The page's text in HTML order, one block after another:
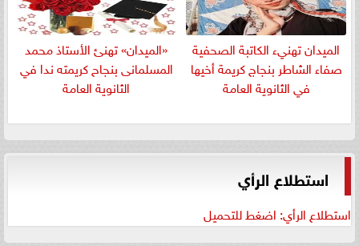
الميدان تهنيء الكاتبة الصحفية
صفاء الشاطر بنجاج كريمة أخيها
في الثانوية العامة
«الميدان» تهنئ الأستاذ محمد
المسلمانى بنجاح كريمته ندا في
الثانوية العامة
استطلاع الرأي
استطلاع الرأي: اضغط للتحميل